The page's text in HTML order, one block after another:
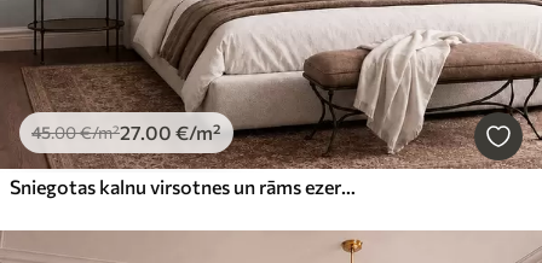
45.00€/m²27.00 €/m²
Sniegotas kalnu virsotnes un rāms ezers ar spoguļveida atspulgu